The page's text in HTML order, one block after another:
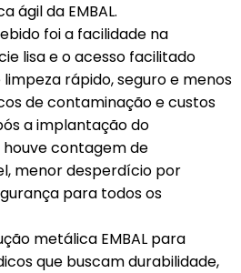
ágil da EMBAL.
foi a facilidade na
lisa e o acesso facilitado
rápido, seguro e menos
de contaminação e custos
a implantação do
contagem de
menor desperdício por
para todos os
metálica EMBAL para
que buscam durabilidade,